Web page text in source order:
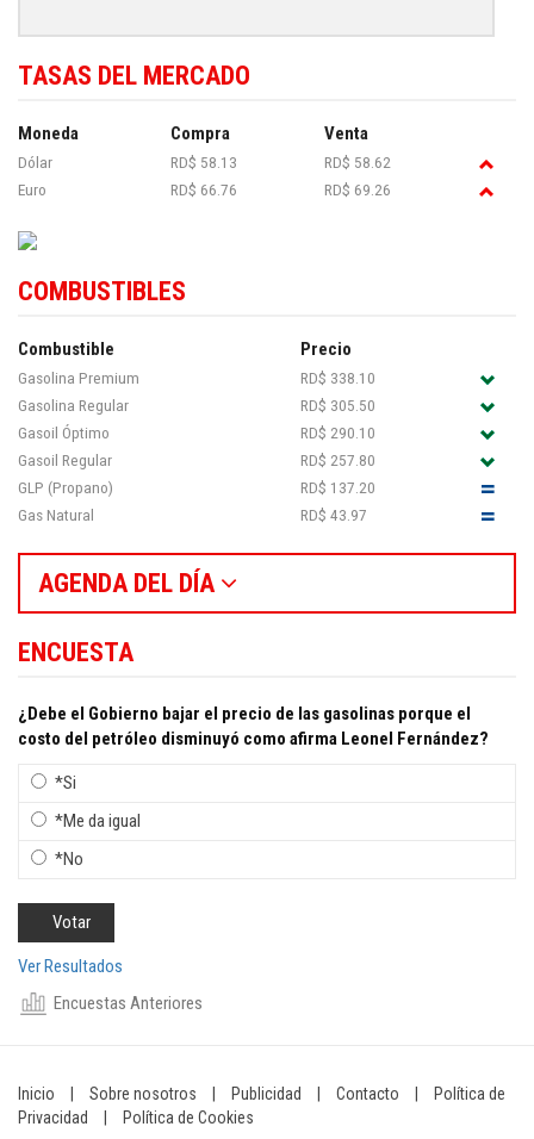
TASAS DEL MERCADO
Moneda Compra Venta
Dólar RD$ 58.13
RD$ 58.62
Euro
RD$ 66.76 RD$ 69.26
COMBUSTIBLES
Combustible Precio
Gasolina Premium
RD$ 338.10
Gasolina Regular
RD$ 305.50
Gasoil Óptimo
RD$ 290.10
Gasoil Regular
RD$ 257.80
GLP (Propano)
RD$ 137.20
Gas Natural
RD$ 43.97
AGENDA DEL DÍA
ENCUESTA
¿Debe el Gobierno bajar el precio de las gasolinas porque el
costo del petróleo disminuyó como afirma Leonel Fernández?
*Si
*Me da igual
*No
Ver Resultados
Encuestas Anteriores
Inicio Sobre nosotros Publicidad Contacto
Política de
Privacidad
Política de Cookies